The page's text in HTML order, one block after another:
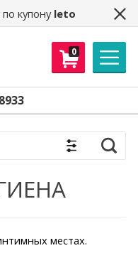
купону leto
0
местах.